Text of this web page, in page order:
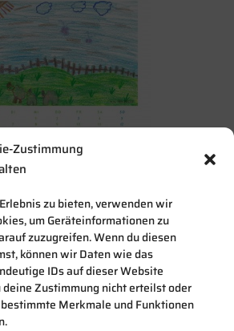
Zustimmung
zu bieten, verwenden wir
um Geräteinformationen zu
zuzugreifen. Wenn du diesen
können wir Daten wie das
IDs auf dieser Website
Zustimmung nicht erteilst oder
Merkmale und Funktionen